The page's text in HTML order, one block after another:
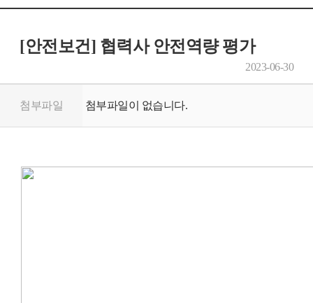
[안전보건] 협력사 안전역량 평가
2023-06-30
첨부파일 첨부파일이 없습니다.